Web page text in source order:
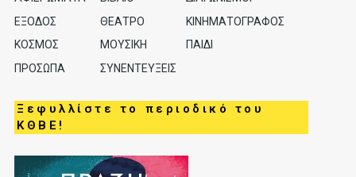
ΕΞΟΔΟΣ
ΘΕΑΤΡΟ
ΚΙΝΗΜΑΤΟΓΡΑΦΟΣ
ΚΟΣΜΟΣ
ΜΟΥΣΙΚΗ
ΠΑΙΔΙ
ΠΡΟΣΩΠΑ
ΣΥΝΕΝΤΕΥΞΕΙΣ
Ξεφυλλίστε το περιοδικό του
ΚΘΒΕ!